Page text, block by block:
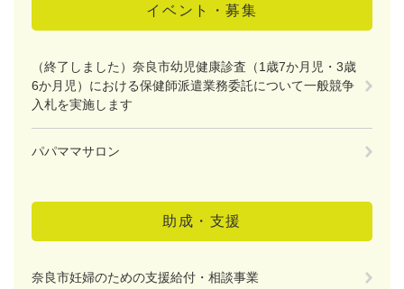
イベント・募集
（終了しました）奈良市幼児健康診査（1歳7か月児・3歳
6か月児）における保健師派遣業務委託について一般競争
入札を実施します
パパママサロン
助成・支援
奈良市妊婦のための支援給付・相談事業